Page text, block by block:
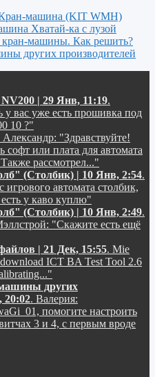
машина (KIT WMH)
Хватай-ка с лузой
кран-машины. Как решить?
других производителей
| 29 Янв, 11:19.
вас уже есть прошивка под
10 ?"
Александр: "Здравствуйте!
софт или плата для автомата
рассмотрел..."
(Столбик) | 10 Янв, 2:54.
автомата столбик,
у каво куплю"
(Столбик) | 10 Янв, 2:49.
"Скажите есть ещё
| 21 Дек, 15:55. Mie
ICT BA Test Tool 2.6
других
20:02. Валерия:
помогите настроить
3 и 4, с первым вроде